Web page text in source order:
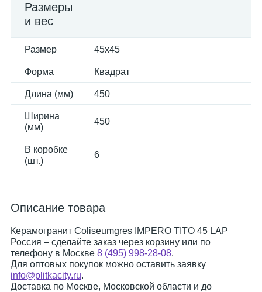
Размеры
и вес
Размер 45x45
Форма Квадрат
Длина (мм) 450
Ширина
(мм)
450
В коробке
(шт.)
6
Описание товара
Керамогранит Coliseumgres IMPERO TITO 45 LAP
Россия – сделайте заказ через корзину или по
телефону в Москве 8 (495) 998-28-08.
Для оптовых покупок можно оставить заявку
info@plitkacity.ru.
Доставка по Москве, Московской области и до